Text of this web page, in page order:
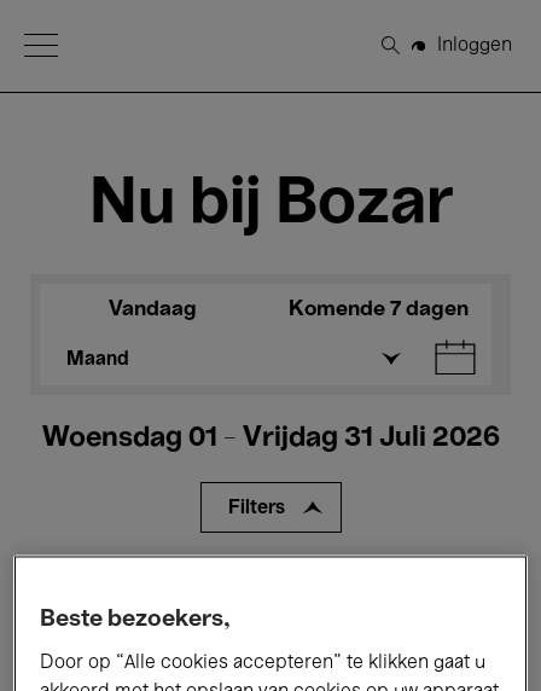
Open Menu
Zoeken
Inloggen
Nu bij Bozar
Vandaag Komende 7 dagen
Maand
Woensdag 01 - Vrijdag 31 Juli 2026
Filters
Beste bezoekers,
Door op “Alle cookies accepteren” te klikken gaat u